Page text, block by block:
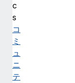
c
s
コ
ミ
ュ
ニ
テ